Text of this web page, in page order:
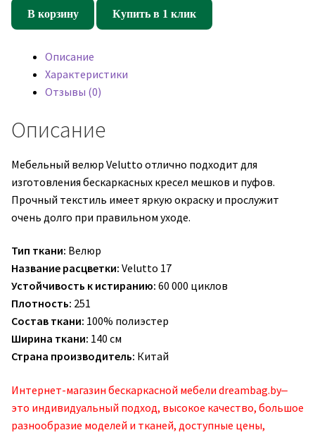
Мебельный
велюр
В корзину Купить в 1 клик
Описание
Характеристики
Отзывы (0)
Описание
Мебельный велюр Velutto отлично подходит для
изготовления бескаркасных кресел мешков и пуфов.
Прочный текстиль имеет яркую окраску и прослужит
очень долго при правильном уходе.
Тип ткани: Велюр
Название расцветки: Velutto 17
Устойчивость к истиранию: 60 000 циклов
Плотность: 251
Состав ткани: 100% полиэстер
Ширина ткани: 140 см
Страна производитель: Китай
Интернет-магазин бескаркасной мебели dreambag.by‒
это индивидуальный подход, высокое качество, большое
разнообразие моделей и тканей, доступные цены,